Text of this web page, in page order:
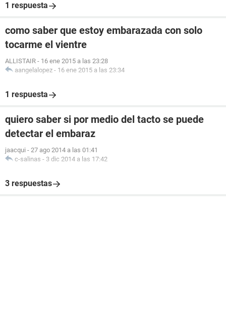
1 respuesta
como saber que estoy embarazada con solo
tocarme el vientre
ALLISTAIR - 16 ene 2015 a las 23:28
aangelalopez - 16 ene 2015 a las 23:34
1 respuesta
quiero saber si por medio del tacto se puede
detectar el embaraz
jaacqui - 27 ago 2014 a las 01:41
c-salinas - 3 dic 2014 a las 17:42
3 respuestas